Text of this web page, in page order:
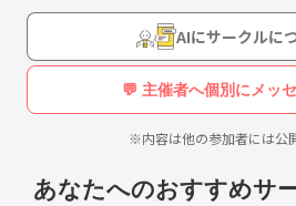
AIにサークルに
💬 主催者へ個別にメッ
※内容は他の参加者には公
あなたへのおすすめサ